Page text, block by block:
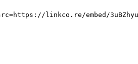
linkco.re/embed/